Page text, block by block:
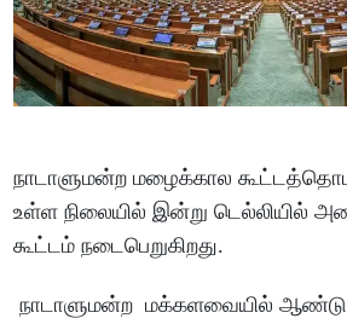
நாடாளுமன்ற மழைக்கால
உள்ள நிலையில் இன்று டெல்லியில்
கூட்டம் நடைபெறுகிறது.
நாடாளுமன்ற மக்களவையில் ஆண்டு